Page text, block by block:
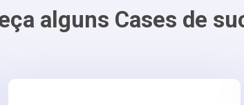
alguns Cases de